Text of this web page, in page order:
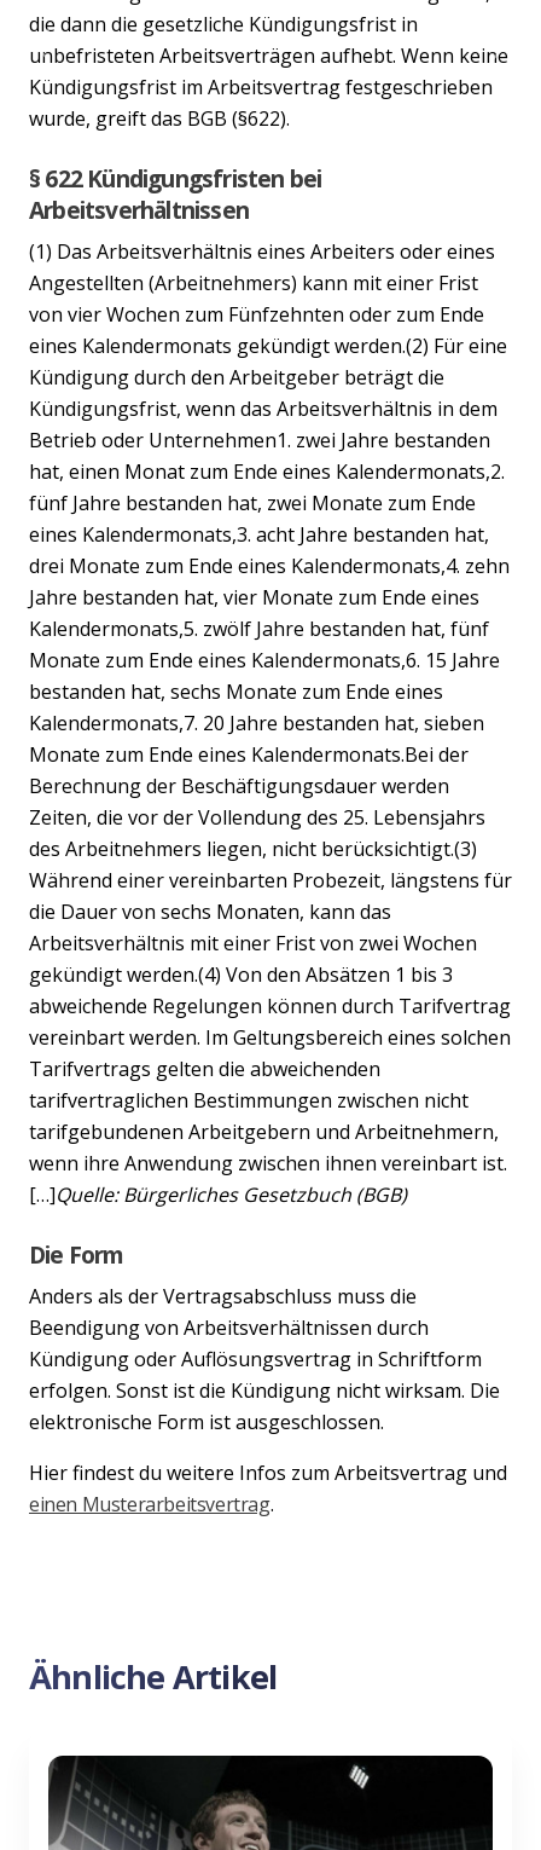
Previous Next
die dann die gesetzliche Kündigungsfrist in
unbefristeten Arbeitsverträgen aufhebt. Wenn keine
Kündigungsfrist im Arbeitsvertrag festgeschrieben
wurde, greift das BGB (§622).
§ 622 Kündigungsfristen bei
Arbeitsverhältnissen
(1) Das Arbeitsverhältnis eines Arbeiters oder eines
Angestellten (Arbeitnehmers) kann mit einer Frist
von vier Wochen zum Fünfzehnten oder zum Ende
eines Kalendermonats gekündigt werden.(2) Für eine
Kündigung durch den Arbeitgeber beträgt die
Kündigungsfrist, wenn das Arbeitsverhältnis in dem
Betrieb oder Unternehmen1. zwei Jahre bestanden
hat, einen Monat zum Ende eines Kalendermonats,2.
fünf Jahre bestanden hat, zwei Monate zum Ende
eines Kalendermonats,3. acht Jahre bestanden hat,
drei Monate zum Ende eines Kalendermonats,4. zehn
Jahre bestanden hat, vier Monate zum Ende eines
Kalendermonats,5. zwölf Jahre bestanden hat, fünf
Monate zum Ende eines Kalendermonats,6. 15 Jahre
bestanden hat, sechs Monate zum Ende eines
Kalendermonats,7. 20 Jahre bestanden hat, sieben
Monate zum Ende eines Kalendermonats.Bei der
Berechnung der Beschäftigungsdauer werden
Zeiten, die vor der Vollendung des 25. Lebensjahrs
des Arbeitnehmers liegen, nicht berücksichtigt.(3)
Während einer vereinbarten Probezeit, längstens für
die Dauer von sechs Monaten, kann das
Arbeitsverhältnis mit einer Frist von zwei Wochen
gekündigt werden.(4) Von den Absätzen 1 bis 3
abweichende Regelungen können durch Tarifvertrag
vereinbart werden. Im Geltungsbereich eines solchen
Tarifvertrags gelten die abweichenden
tarifvertraglichen Bestimmungen zwischen nicht
tarifgebundenen Arbeitgebern und Arbeitnehmern,
wenn ihre Anwendung zwischen ihnen vereinbart ist.
[…]Quelle: Bürgerliches Gesetzbuch (BGB)
Die Form
Anders als der Vertragsabschluss muss die
Beendigung von Arbeitsverhältnissen durch
Kündigung oder Auflösungsvertrag in Schriftform
erfolgen. Sonst ist die Kündigung nicht wirksam. Die
elektronische Form ist ausgeschlossen.
Hier findest du weitere Infos zum Arbeitsvertrag und
einen Musterarbeitsvertrag.
Ähnliche Artikel